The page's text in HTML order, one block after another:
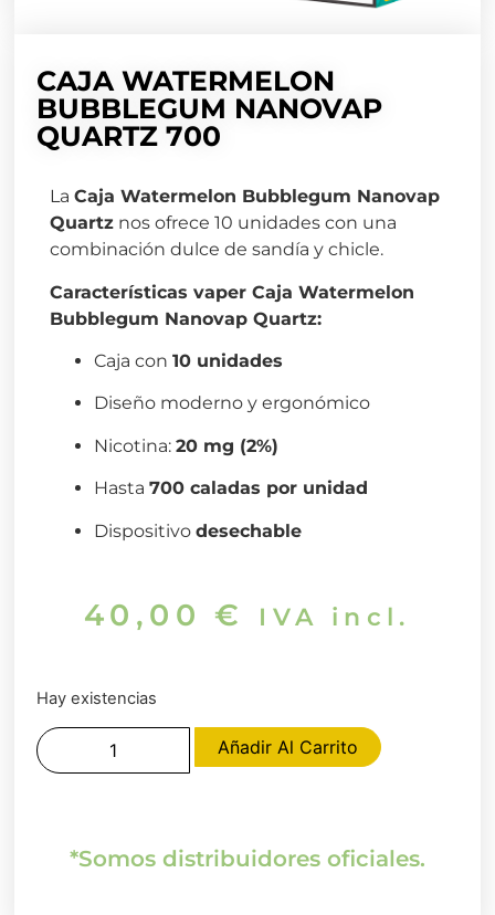
CAJA WATERMELON
BUBBLEGUM NANOVAP
QUARTZ 700
La Caja Watermelon Bubblegum Nanovap
Quartznos ofrece 10 unidades con una
combinación dulce de sandía y chicle.
Características vaper Caja Watermelon
Bubblegum Nanovap Quartz:
Caja con 10 unidades
Diseño moderno y ergonómico
Nicotina: 20 mg (2%)
Hasta 700 caladas por unidad
Dispositivo desechable
40,00€ IVA incl.
Hay existencias
Añadir Al Carrito
*Somos distribuidores oficiales.